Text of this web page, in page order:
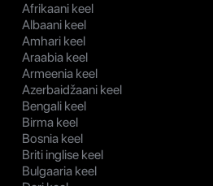
Afrikaani keel
Albaani keel
Amhari keel
Araabia keel
Armeenia keel
Azerbaidžaani keel
Bengali keel
Birma keel
Bosnia keel
Briti inglise keel
Bulgaaria keel